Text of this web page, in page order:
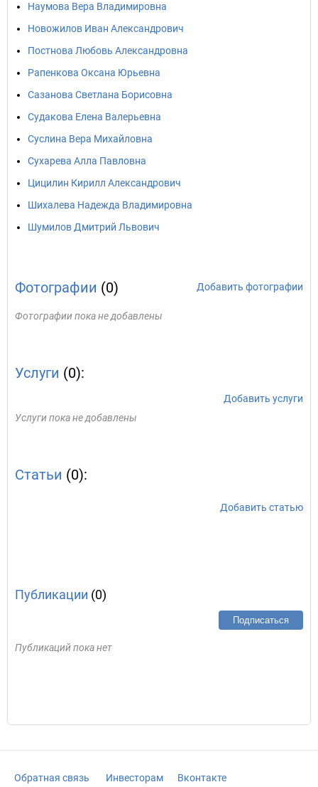
Наумова Вера Владимировна
Новожилов Иван Александрович
Постнова Любовь Александровна
Рапенкова Оксана Юрьевна
Сазанова Светлана Борисовна
Судакова Елена Валерьевна
Суслина Вера Михайловна
Сухарева Алла Павловна
Цицилин Кирилл Александрович
Шихалева Надежда Владимировна
Шумилов Дмитрий Львович
Фотографии (0) Добавить фотографии
Фотографии пока не добавлены
Услуги (0):
Добавить услуги
Услуги пока не добавлены
Статьи (0):
Добавить статью
Публикации (0)
Подписаться
Публикаций пока нет
Обратная связь Инвесторам Вконтакте